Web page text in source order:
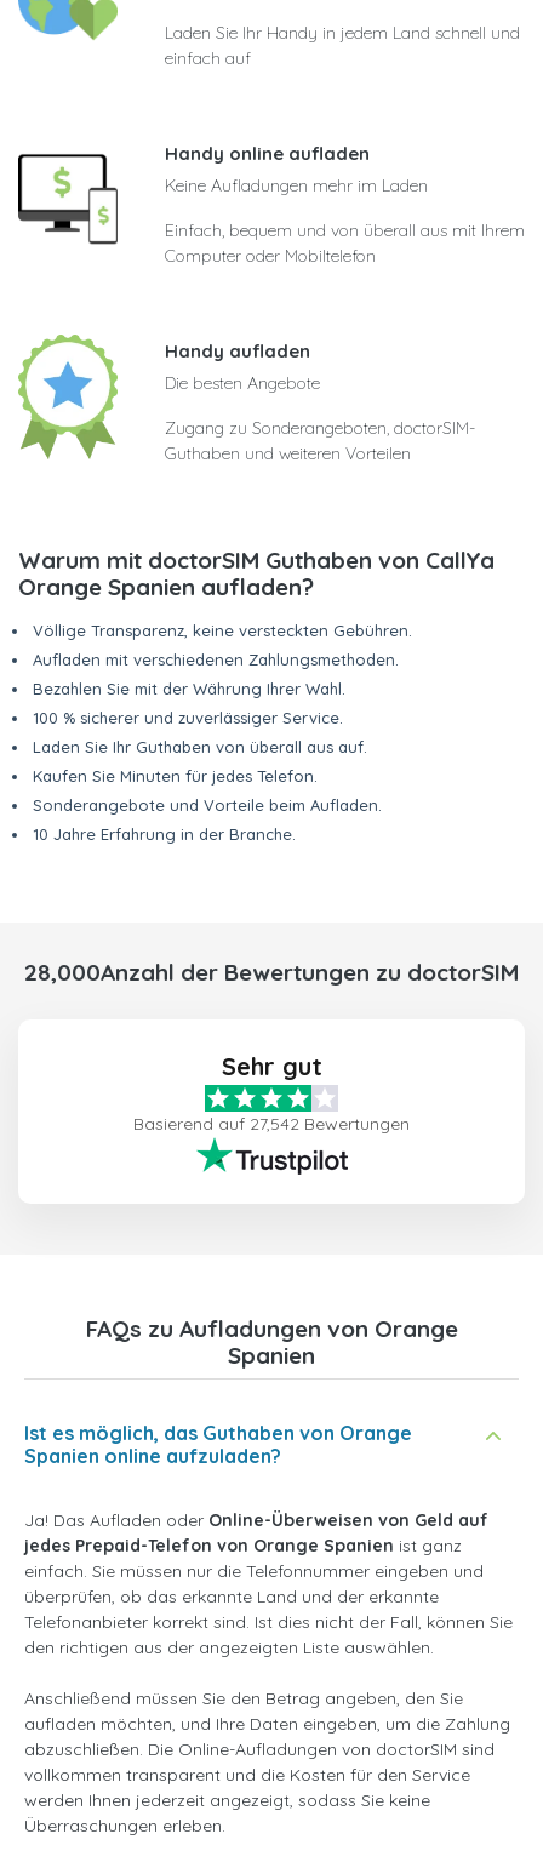
Laden Sie Ihr Handy in jedem Land schnell und
einfach auf
Handy online aufladen
Keine Aufladungen mehr im Laden
Einfach, bequem und von überall aus mit Ihrem
Computer oder Mobiltelefon
Handy aufladen
Die besten Angebote
Zugang zu Sonderangeboten, doctorSIM-
Guthaben und weiteren Vorteilen
Warum mit doctorSIM Guthaben von CallYa
Orange Spanien aufladen?
Völlige Transparenz, keine versteckten Gebühren.
Aufladen mit verschiedenen Zahlungsmethoden.
Bezahlen Sie mit der Währung Ihrer Wahl.
100 % sicherer und zuverlässiger Service.
Laden Sie Ihr Guthaben von überall aus auf.
Kaufen Sie Minuten für jedes Telefon.
Sonderangebote und Vorteile beim Aufladen.
10 Jahre Erfahrung in der Branche.
28,000Anzahl der Bewertungen zu doctorSIM
Sehr gut
Basierend auf 27,542 Bewertungen
FAQs zu Aufladungen von Orange
Spanien
Ist es möglich, das Guthaben von Orange
Spanien online aufzuladen?
Ja! Das Aufladen oder Online-Überweisen von Geld auf
jedes Prepaid-Telefon von Orange Spanien ist ganz
einfach. Sie müssen nur die Telefonnummer eingeben und
überprüfen, ob das erkannte Land und der erkannte
Telefonanbieter korrekt sind. Ist dies nicht der Fall, können Sie
den richtigen aus der angezeigten Liste auswählen.
Anschließend müssen Sie den Betrag angeben, den Sie
aufladen möchten, und Ihre Daten eingeben, um die Zahlung
abzuschließen. Die Online-Aufladungen von doctorSIM sind
vollkommen transparent und die Kosten für den Service
werden Ihnen jederzeit angezeigt, sodass Sie keine
Überraschungen erleben.